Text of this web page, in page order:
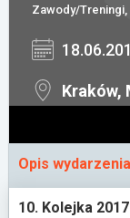
Zaloguj się
Załóż konto
Zawody/Treningi,
Kraków,
Opis wydarzenia
10. Kolejka